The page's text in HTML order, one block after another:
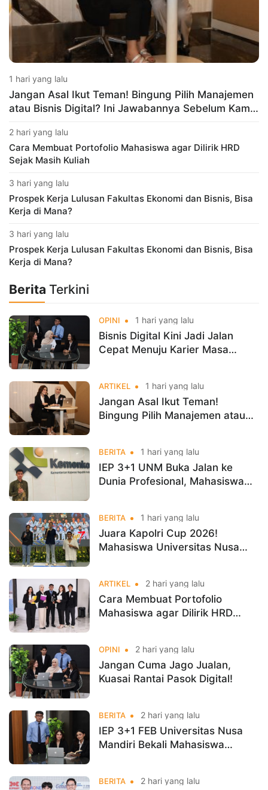
1 hari yang lalu
Jangan Asal Ikut Teman! Bingung Pilih Manajemen
atau Bisnis Digital? Ini Jawabannya Sebelum Kamu
2 hari yang lalu
Cara Membuat Portofolio Mahasiswa agar Dilirik HRD
Sejak Masih Kuliah
3 hari yang lalu
Prospek Kerja Lulusan Fakultas Ekonomi dan Bisnis, Bisa
Kerja di Mana?
3 hari yang lalu
Prospek Kerja Lulusan Fakultas Ekonomi dan Bisnis, Bisa
Kerja di Mana?
Berita Terkini
OPINI 1 hari yang lalu
Bisnis Digital Kini Jadi Jalan
Cepat Menuju Karier Masa
ARTIKEL 1 hari yang lalu
Jangan Asal Ikut Teman!
Bingung Pilih Manajemen atau
BERITA 1 hari yang lalu
IEP 3+1 UNM Buka Jalan ke
Dunia Profesional, Mahasiswa
BERITA 1 hari yang lalu
Juara Kapolri Cup 2026!
Mahasiswa Universitas Nusa
ARTIKEL 2 hari yang lalu
Cara Membuat Portofolio
Mahasiswa agar Dilirik HRD
OPINI 2 hari yang lalu
Jangan Cuma Jago Jualan,
Kuasai Rantai Pasok Digital!
BERITA 2 hari yang lalu
IEP 3+1 FEB Universitas Nusa
Mandiri Bekali Mahasiswa
BERITA 2 hari yang lalu